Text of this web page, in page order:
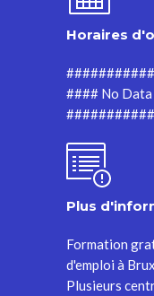
Horaires
#### No
Plus
Formation
d'emploi à
Plusieurs